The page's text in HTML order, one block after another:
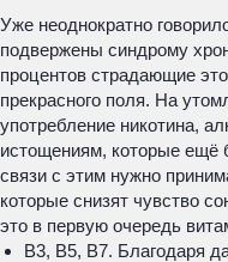
Уже неоднократно
подвержены синдрому
процентов страдающие
прекрасного поля. На
употребление никотина,
истощениям, которые ещё
связи с этим нужно
которые снизят чувство
это в первую очередь
B3, B5, B7. Благодаря